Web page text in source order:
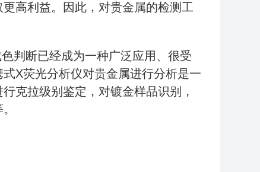
高利益。因此，对贵金属的检测工
判断已经成为一种广泛应用、很受
X荧光分析仪对贵金属进行分析是一
克拉级别鉴定，对镀金样品识别，